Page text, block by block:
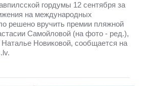
гордумы 12 сентября за
на международных
решено вручить премии пляжной
Самойловой (на фото - ред.),
Наталье Новиковой, сообщается на